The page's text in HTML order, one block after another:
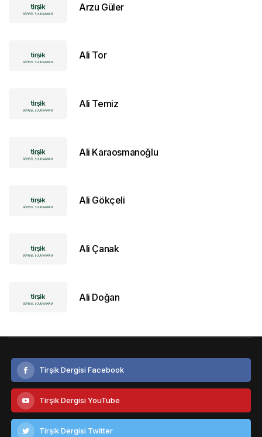
Arzu Güler
Ali Tor
Ali Temiz
Ali Karaosmanoğlu
Ali Gökçeli
Ali Çanak
Ali Doğan
Tirşik Dergisi Facebook
Tirşik Dergisi YouTube
Tirşik Dergisi Twitter